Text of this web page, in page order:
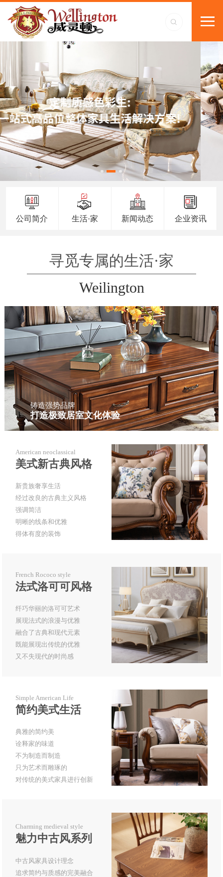
公司简介 生活·家 新闻动态 企业资讯
寻觅专属的生活·家
Weilington
铸造强势品牌
打造极致居室文化体验
American neoclassical
美式新古典风格
新贵族奢享生活
经过改良的古典主义风格
强调简洁
明晰的线条和优雅
得体有度的装饰
French Rococo style
法式洛可可风格
纤巧华丽的洛可可艺术
展现法式的浪漫与优雅
融合了古典和现代元素
既能展现出传统的优雅
又不失现代的时尚感
Simple American Life
简约美式生活
典雅的简约美
诠释家的味道
不为制造而制造
只为艺术而雕琢的
对传统的美式家具进行创新
Charming medieval style
魅力中古风系列
中古风家具设计理念
追求简约与质感的完美融合